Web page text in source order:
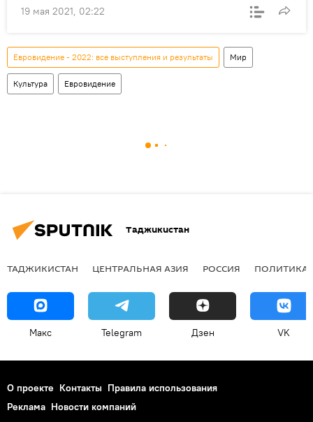
19 мая 2021, 02:22
Евровидение - 2022: все выступления и результаты Мир
Культура Евровидение
Таджикистан
ТАДЖИКИСТАН ЦЕНТРАЛЬНАЯ АЗИЯ РОССИЯ ПОЛИТИКА
Макс Telegram Дзен VK
О проекте Контакты Правила использования
Реклама Новости компаний